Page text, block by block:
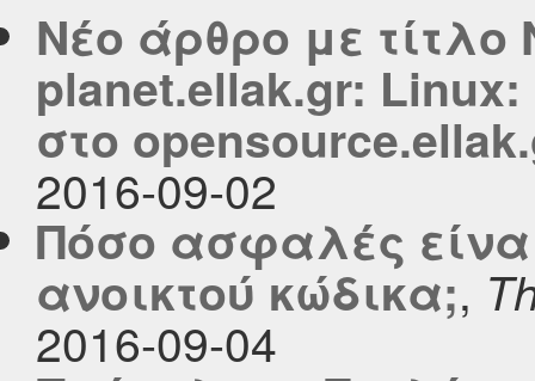
Νέο άρθρο με
planet.ellak.gr:
στο
2016-09-02
Πόσο ασφαλές
ανοικτού κώδικα;,
2016-09-04